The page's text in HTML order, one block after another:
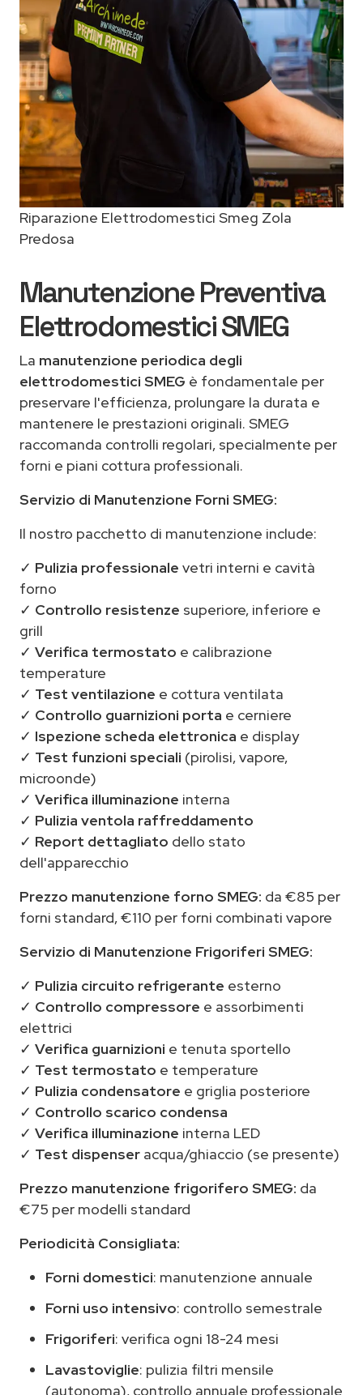
Riparazione Elettrodomestici Smeg Zola
Predosa
Manutenzione Preventiva
Elettrodomestici SMEG
La manutenzione periodica degli
elettrodomestici SMEG è fondamentale per
preservare l'efficienza, prolungare la durata e
mantenere le prestazioni originali. SMEG
raccomanda controlli regolari, specialmente per
forni e piani cottura professionali.
Servizio di Manutenzione Forni SMEG:
Il nostro pacchetto di manutenzione include:
✓ Pulizia professionale vetri interni e cavità
forno
✓ Controllo resistenze superiore, inferiore e
grill
✓ Verifica termostato e calibrazione
temperature
✓ Test ventilazione e cottura ventilata
✓ Controllo guarnizioni porta e cerniere
✓ Ispezione scheda elettronica e display
✓ Test funzioni speciali (pirolisi, vapore,
microonde)
✓ Verifica illuminazione interna
✓ Pulizia ventola raffreddamento
✓ Report dettagliato dello stato
dell'apparecchio
Prezzo manutenzione forno SMEG: da €85 per
forni standard, €110 per forni combinati vapore
Servizio di Manutenzione Frigoriferi SMEG:
✓ Pulizia circuito refrigerante esterno
✓ Controllo compressore e assorbimenti
elettrici
✓ Verifica guarnizioni e tenuta sportello
✓ Test termostato e temperature
✓ Pulizia condensatore e griglia posteriore
✓ Controllo scarico condensa
✓ Verifica illuminazione interna LED
✓ Test dispenser acqua/ghiaccio (se presente)
Prezzo manutenzione frigorifero SMEG: da
€75 per modelli standard
Periodicità Consigliata:
Forni domestici: manutenzione annuale
Forni uso intensivo: controllo semestrale
Frigoriferi: verifica ogni 18-24 mesi
Lavastoviglie: pulizia filtri mensile
(autonoma), controllo annuale professionale